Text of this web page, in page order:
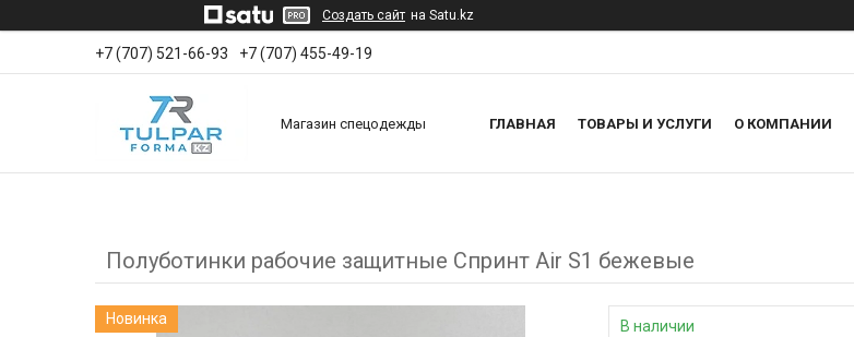
Создать сайт на Satu.kz
+7 (707) 521-66-93 +7 (707) 455-49-19
Магазин спецодежды ГЛАВНАЯ ТОВАРЫ И УСЛУГИ О КОМПАНИИ
Полуботинки рабочие защитные Спринт Air S1 бежевые
Новинка В наличии